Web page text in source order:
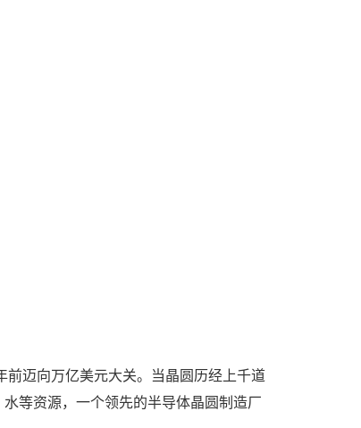
迈向万亿美元大关。当晶圆历经上千道
等资源，一个领先的半导体晶圆制造厂